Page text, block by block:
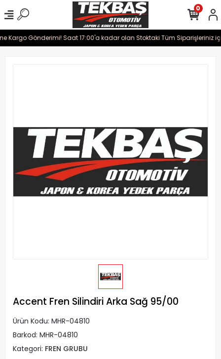
Kargo Gönderimi! Saat 17:00'a kadar olan Stoktaki Tüm Siparişleriniz
0
Accent Fren Silindiri Arka Sağ 95/00
Ürün Kodu: MHR-04810
Barkod: MHR-04810
Kategori: FREN GRUBU